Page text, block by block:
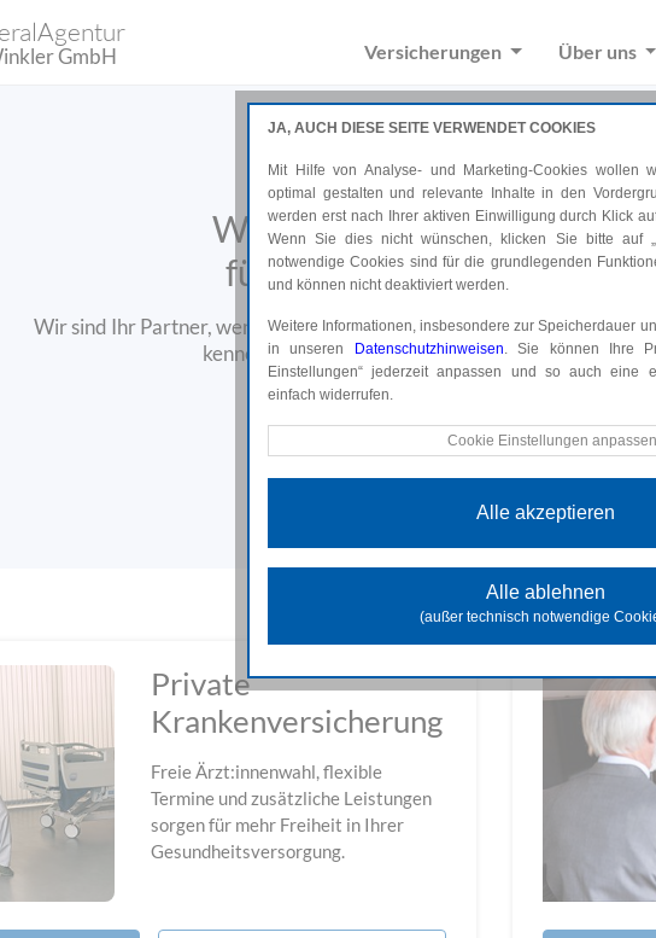
GmbH Versicherungen Über uns
Wir bieten professionelle
für Ihre individuelle
Wir sind Ihr Partner, wenn es um Sicherheit und Vorsorge geht. Durch
kennen und erstellen Lösungen, die perfekt zu
Auch im Schadensfall sind wir für Sie
Private
Krankenversicherung
Freie Ärzt:innenwahl, flexible
Termine und zusätzliche Leistungen
sorgen für mehr Freiheit in Ihrer
Gesundheitsversorgung.
JA, AUCH DIESE SEITE VERWENDET COOKIES
Mit Hilfe von Analyse- und Marketing-Cookies wollen
optimal gestalten und relevante Inhalte in den
werden erst nach Ihrer aktiven Einwilligung durch Klick
Wenn Sie dies nicht wünschen, klicken Sie bitte auf
notwendige Cookies sind für die grundlegenden
und können nicht deaktiviert werden.
Weitere Informationen, insbesondere zur Speicherdauer
in unseren
Datenschutzhinweisen. Sie können Ihre
Einstellungen“ jederzeit anpassen und so auch eine
einfach widerrufen.
Technische Cookies
Website-Nutzung. Damit analysieren wir das
der Besuchenden und können in weiterer Folge
Diese Cookies dienen dazu Marketingaktivitäten
unseren Werbepartnern genutzt, um Ihnen sowohl
auf anderen Webseiten passendere Werbung und
Cookie Einstellungen anpassen
Alle akzeptieren
Alle ablehnen
(außer technisch notwendige